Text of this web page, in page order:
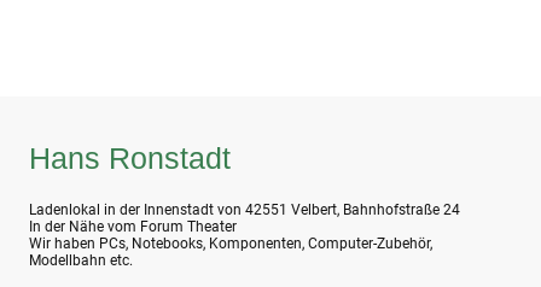
Hans Ronstadt
Ladenlokal in der Innenstadt von 42551 Velbert, Bahnhofstraße 24
In der Nähe vom Forum Theater
Wir haben PCs, Notebooks, Komponenten, Computer-Zubehör,
Modellbahn etc.